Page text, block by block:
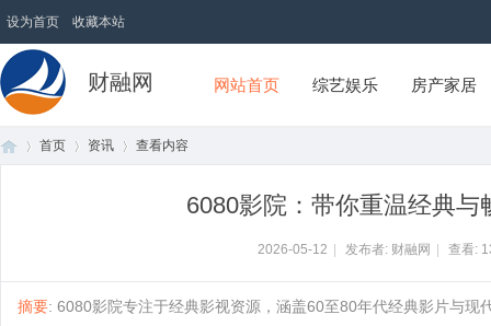
设为首页 收藏本站
财融网 网站首页 综艺娱乐 房产家居
首页 资讯 查看内容
6080影院：带你重温经典
2026-05-12 发布者: 财融网 查看:
摘要: 6080影院专注于经典影视资源，涵盖60至80年代经典影片与